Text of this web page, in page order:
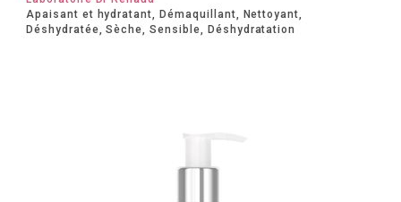
Apaisant et hydratant, Démaquillant, Nettoyant,
Déshydratée, Sèche, Sensible, Déshydratation